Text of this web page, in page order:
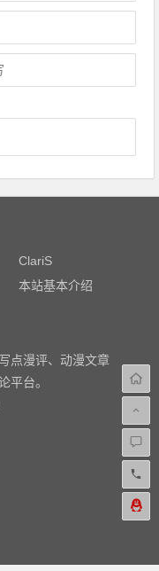
ClariS
本站基本介绍
点漫评、动漫文章
平台。